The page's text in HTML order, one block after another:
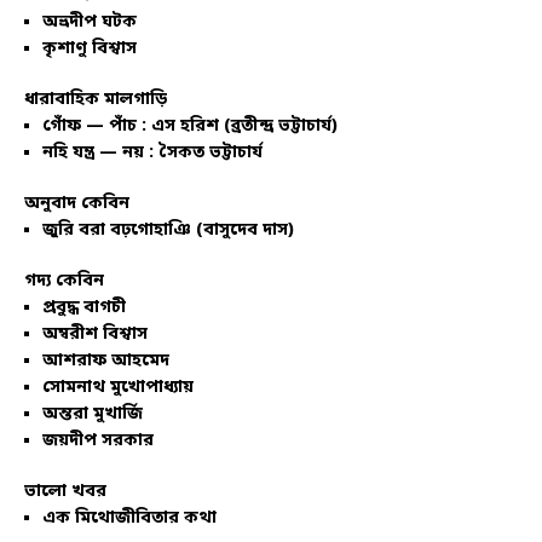
অভ্রদীপ ঘটক
কৃশাণু বিশ্বাস
ধারাবাহিক মালগাড়ি
গোঁফ — পাঁচ : এস হরিশ (ব্রতীন্দ্র ভট্টাচার্য)
নহি যন্ত্র — নয় : সৈকত ভট্টাচার্য
অনুবাদ কেবিন
জুরি বরা বঢ়গোহাঞি (বাসুদেব দাস)
গদ্য কেবিন
প্রবুদ্ধ বাগচী
অম্বরীশ বিশ্বাস
আশরাফ আহমেদ
সোমনাথ মুখোপাধ্যায়
অন্তরা মুখার্জি
জয়দীপ সরকার
ভালো খবর
এক মিথোজীবিতার কথা